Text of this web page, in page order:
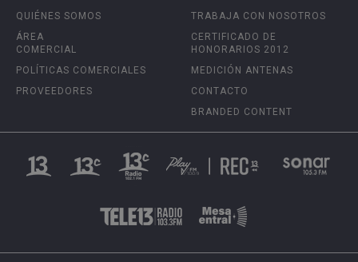
QUIÉNES SOMOS
ÁREA
COMERCIAL
POLÍTICAS COMERCIALES
PROVEEDORES
TRABAJA CON NOSOTROS
CERTIFICADO DE
HONORARIOS 2012
MEDICIÓN ANTENAS
CONTACTO
BRANDED CONTENT